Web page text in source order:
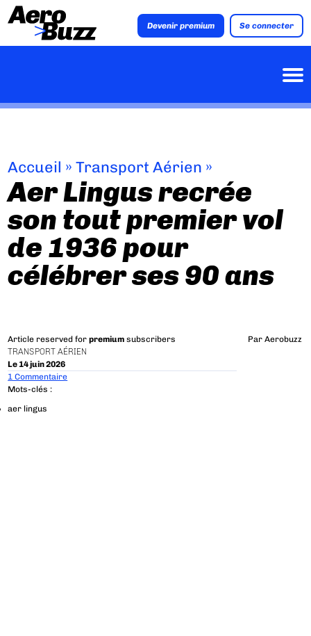
Devenir premium Se connecter
Accueil »Transport Aérien »
Aer Lingus recrée
son tout premier vol
de 1936 pour
célébrer ses 90 ans
Article reserved forpremium subscribers
TRANSPORT AÉRIEN
Le 14 juin 2026
Par Aerobuzz
1 Commentaire
Mots-clés :
aer lingus